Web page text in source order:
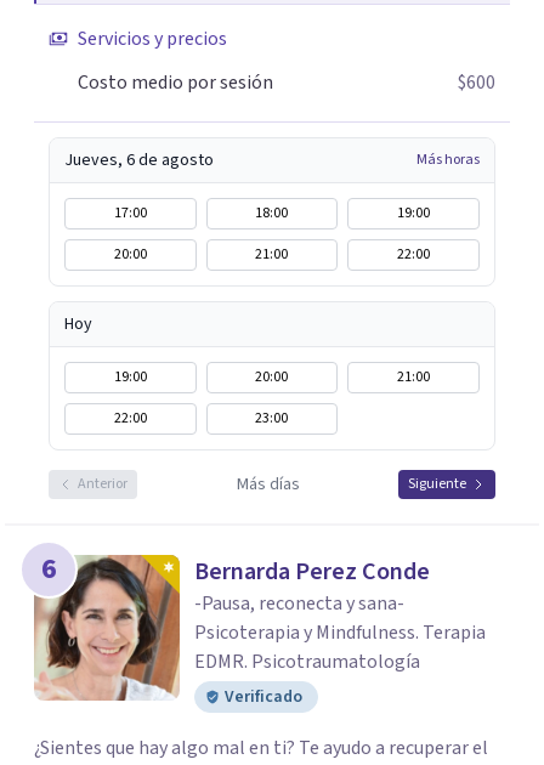
futuros conflictos. Inteligencia Emocional Fúa I.
Márquez Master en Inteligencia Emocional Universidad
Servicios y precios
Costo medio por sesión
$600
Jueves, 6 de agosto Más horas
17:00 18:00
19:00
20:00
21:00 22:00
Hoy
19:00 20:00
21:00
22:00
23:00
Anterior Más días Siguiente
6 Bernarda Perez Conde
-Pausa, reconecta y sana-
Psicoterapia y Mindfulness. Terapia
EDMR. Psicotraumatología
Verificado
¿Sientes que hay algo mal en ti? Te ayudo a recuperar el